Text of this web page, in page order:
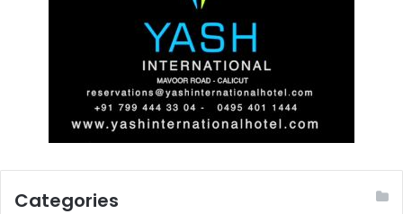
Categories